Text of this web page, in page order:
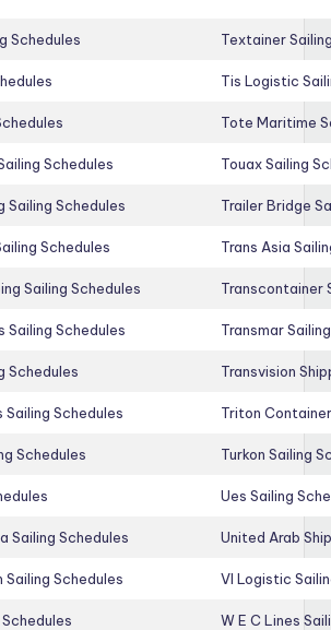
Schedules Textainer
Tis Logistic
Tote Maritime
Schedules Touax Sailing
Sailing Schedules Trailer Bridge
Schedules Trans Asia
Sailing Schedules Transcontainer
Sailing Schedules Transmar
Schedules Transvision
Sailing Schedules Triton
Schedules Turkon Sailing
Ues Sailing
Sailing Schedules United Arab
Sailing Schedules Vl Logistic
W E C Lines